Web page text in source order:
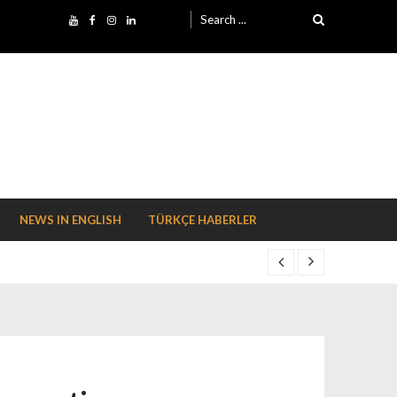
Search for:
NEWS IN ENGLISH TÜRKÇE HABERLER